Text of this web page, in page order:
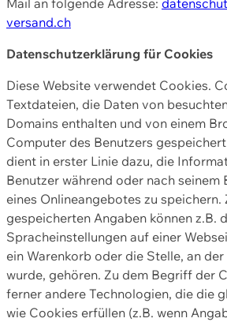
versand.ch
Datenschutzerklärung für Cookies
Diese Website verwendet Cookies.
Textdateien, die Daten von
Domains enthalten und von einem
Computer des Benutzers
dient in erster Linie dazu, die
Benutzer während oder nach seinem
eines Onlineangebotes zu speichern.
gespeicherten Angaben können z.B.
Spracheinstellungen auf einer
ein Warenkorb oder die Stelle, an
wurde, gehören. Zu dem Begriff der
ferner andere Technologien, die die
wie Cookies erfüllen (z.B. wenn